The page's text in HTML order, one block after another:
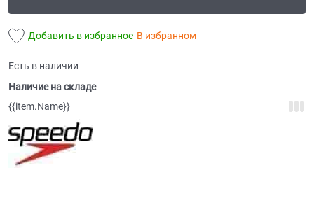
Добавить в избранное В избранном
Есть в наличии
Наличие на складе
{{item.Name}}